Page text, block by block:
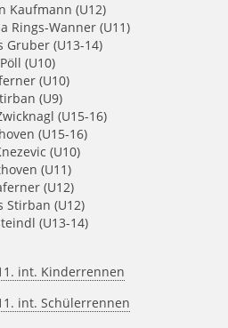
Kaufmann (U12)
Rings-Wanner (U11)
(U13-14)
(U10)
(U10)
(U9)
(U15-16)
(U15-16)
(U10)
(U11)
(U12)
Stirban (U12)
(U13-14)
int. Kinderrennen
int. Schülerrennen